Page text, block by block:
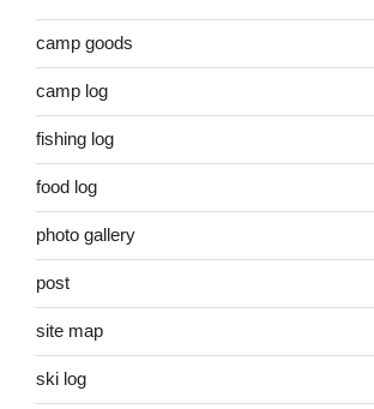
camp goods
camp log
fishing log
food log
photo gallery
post
site map
ski log